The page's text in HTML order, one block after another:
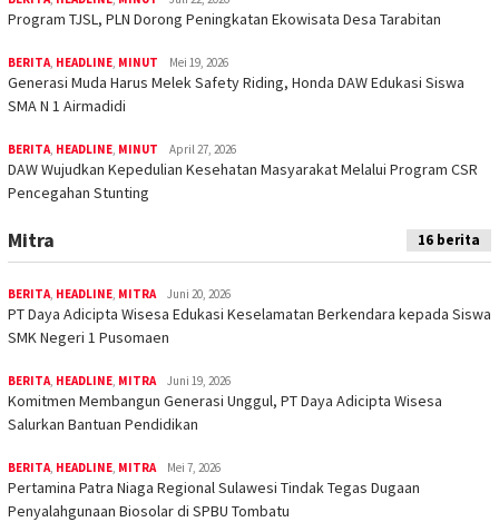
Program TJSL, PLN Dorong Peningkatan Ekowisata Desa Tarabitan
BERITA, HEADLINE, MINUT Mei 19, 2026
Generasi Muda Harus Melek Safety Riding, Honda DAW Edukasi Siswa
SMA N 1 Airmadidi
BERITA, HEADLINE, MINUT April 27, 2026
DAW Wujudkan Kepedulian Kesehatan Masyarakat Melalui Program CSR
Pencegahan Stunting
Mitra 16 berita
BERITA HEADLINE MITRA Juni 20, 2026
PT Daya Adicipta Wisesa Edukasi Keselamatan Berkendara kepada Siswa
SMK Negeri 1 Pusomaen
BERITA HEADLINE MITRA Juni 19, 2026
Komitmen Membangun Generasi Unggul, PT Daya Adicipta Wisesa
Salurkan Bantuan Pendidikan
BERITA HEADLINE MITRA Mei 7, 2026
Pertamina Patra Niaga Regional Sulawesi Tindak Tegas Dugaan
Penyalahgunaan Biosolar di SPBU Tombatu